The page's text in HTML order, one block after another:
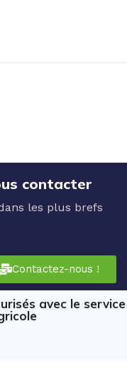
contacter
les plus brefs
Contactez-nous !
avec le service